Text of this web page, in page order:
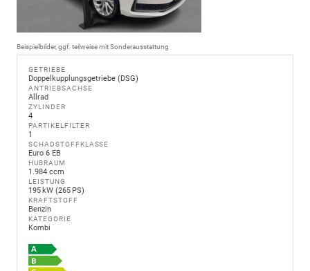
Beispielbilder, ggf. teilweise mit Sonderausstattung
GETRIEBE
Doppelkupplungsgetriebe (DSG)
ANTRIEBSACHSE
Allrad
ZYLINDER
4
PARTIKELFILTER
1
SCHADSTOFFKLASSE
Euro 6 EB
HUBRAUM
1.984 ccm
LEISTUNG
195 kW (265 PS)
KRAFTSTOFF
Benzin
KATEGORIE
Kombi